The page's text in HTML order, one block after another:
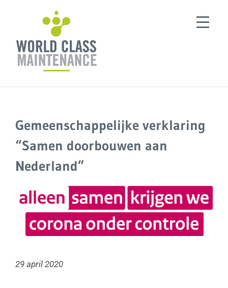
Gemeenschappelijke verklaring
“Samen doorbouwen aan
Nederland”
29 april 2020